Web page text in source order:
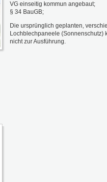
VG einseitig kommun angebaut;
§ 34 BauGB;
Die ursprünglich geplanten,
Lochblechpaneele (Sonnenschutz)
nicht zur Ausführung.